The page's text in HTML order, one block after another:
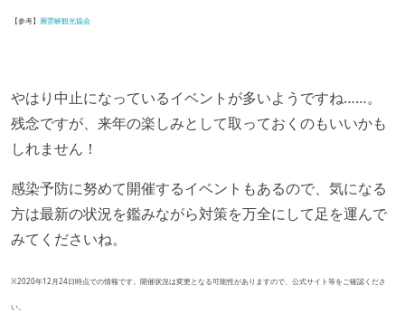
【参考】 層雲峡観光協会
やはり中止になっているイベントが多いようですね……。
残念ですが、来年の楽しみとして取っておくのもいいかも
しれません！
感染予防に努めて開催するイベントもあるので、気になる
方は最新の状況を鑑みながら対策を万全にして足を運んで
みてくださいね。
※2020年12月24日時点での情報です。開催状況は変更となる可能性がありますので、公式サイト等をご確認くださ
い。